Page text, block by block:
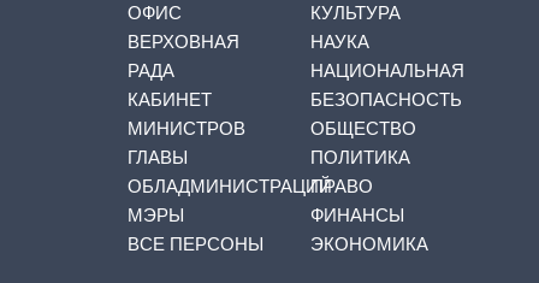
ОФИС
ВЕРХОВНАЯ
РАДА
КАБИНЕТ
МИНИСТРОВ
ГЛАВЫ
ОБЛАДМИНИСТРАЦИЙ
МЭРЫ
ВСЕ ПЕРСОНЫ
КУЛЬТУРА
НАУКА
НАЦИОНАЛЬНАЯ
БЕЗОПАСНОСТЬ
ОБЩЕСТВО
ПОЛИТИКА
ПРАВО
ФИНАНСЫ
ЭКОНОМИКА